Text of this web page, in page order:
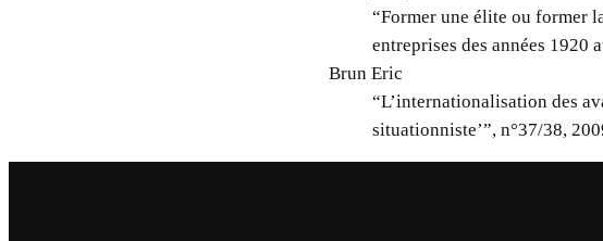
“Former une élite ou former
entreprises des années 1920
Brun Eric
“L’internationalisation des
situationniste’”, n°37/38,